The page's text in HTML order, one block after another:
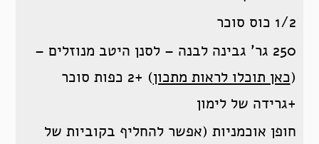
1/2 כוס סוכר
250 גר’ גבינה לבנה – לסנן היטב מנוזלים –
(כאן תוכלו לראות מתכון
) +2 כפות סוכר
+גרידה של לימון
חופן אוכמניות (אפשר להחליף בקוביות של